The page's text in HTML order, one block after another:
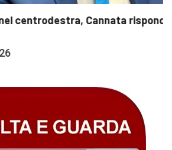
Cannata risponde a